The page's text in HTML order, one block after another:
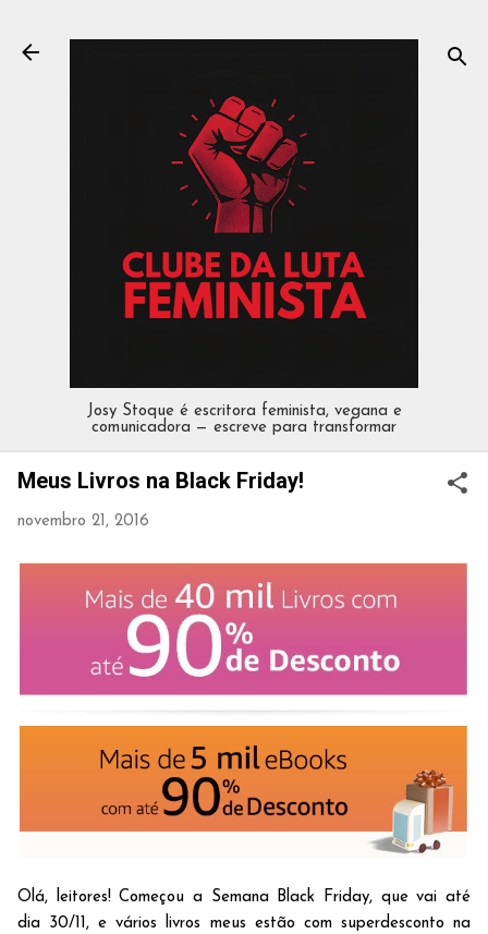
Josy Stoque é escritora feminista, vegana e
comunicadora — escreve para transformar
Meus Livros na Black Friday!
novembro 21, 2016
Olá, leitores! Começou a Semana Black Friday, que vai até
dia 30/11, e vários livros meus estão com superdesconto na